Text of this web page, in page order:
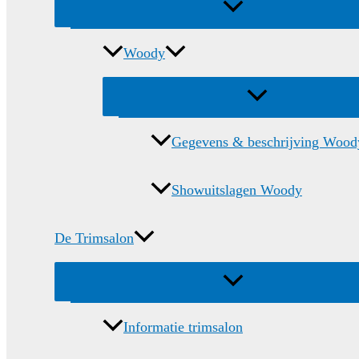
Menu
Woody
Menu
Gegevens & beschrijving
Showuitslagen Woody
De Trimsalon
Menu
Informatie trimsalon